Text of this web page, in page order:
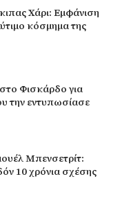
Χάρι: Εμφάνιση
κόσμημα της
Φισκάρδο για
την εντυπωσίασε
Μπενσετρίτ:
10 χρόνια σχέσης